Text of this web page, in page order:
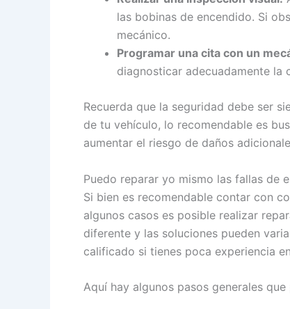
las bobinas de encendido. Si
mecánico.
Programar una cita con un
diagnosticar adecuadamente la
Recuerda que la seguridad debe ser
de tu vehículo, lo recomendable es
aumentar el riesgo de daños
Puedo reparar yo mismo las fallas de
Si bien es recomendable contar con
algunos casos es posible realizar
diferente y las soluciones pueden
calificado si tienes poca experiencia
Aquí hay algunos pasos generales